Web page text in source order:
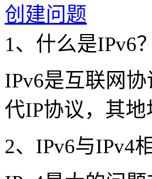
创建问题
1、什么是IPv6？
IPv6是互联网
代IP协议，其
2、IPv6与IPv4